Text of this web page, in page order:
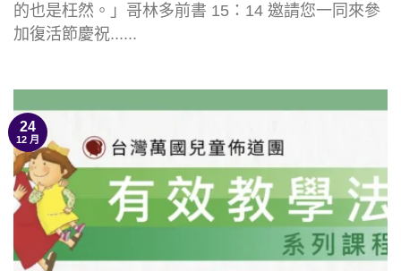
的也是枉然。」哥林多前書 15：14 邀請您一同來參
加復活節慶祝......
24
12 月